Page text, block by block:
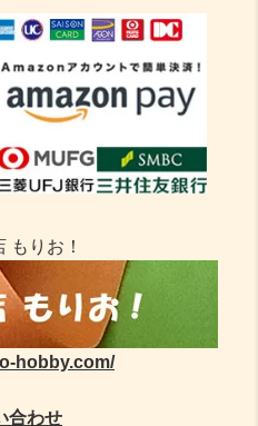
もりお！
hobby.com/
合わせ